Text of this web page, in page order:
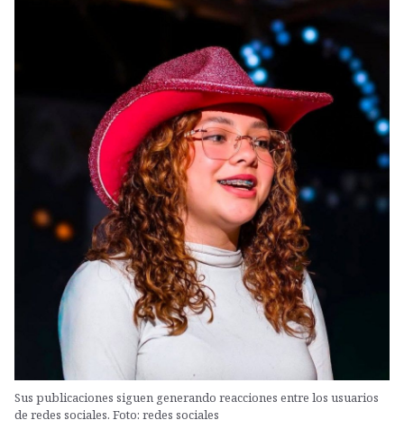
Sus publicaciones siguen generando reacciones entre los usuarios
de redes sociales. Foto: redes sociales